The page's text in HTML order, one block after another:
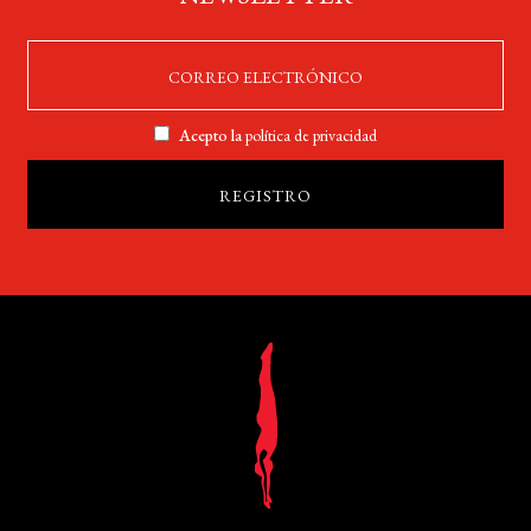
Acepto lapolítica de privacidad